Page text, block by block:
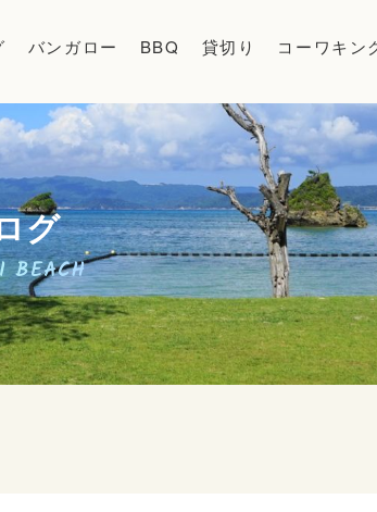
バンガロー BBQ 貸切り コーワキン
グ
BEACH